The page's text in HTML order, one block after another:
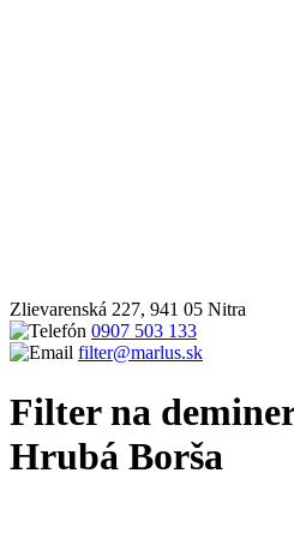
Zlievarenská 227, 941 05 Nitra
0907 503 133
filter@marlus.sk
Filter na
Hrubá Borša